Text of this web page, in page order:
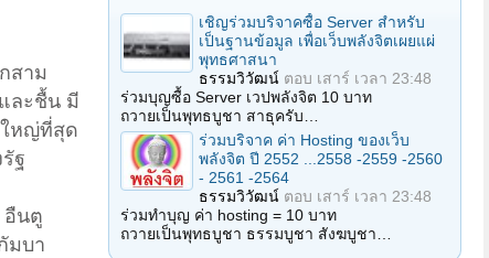
สาม
ละชื้น มี
ใหญ่ที่สุด
ฐ
อืนตู
มบา
เชิญร่วมบริจาคซื้อ Server สำหรับ
เป็นฐานข้อมูล เพื่อเว็บพลังจิตเผยแผ่
พุทธศาสนา
ธรรมวิวัฒน์ ตอบ เสาร์ เวลา 23:48
ร่วมบุญซื้อ Server เวปพลังจิต 10 บาท
ถวายเป็นพุทธบูชา สาธุครับ…
ร่วมบริจาค ค่า Hosting ของเว็บ
พลังจิต ปี 2552 ...2558 -2559 -2560
- 2561 -2564
ธรรมวิวัฒน์ ตอบ เสาร์ เวลา 23:48
ร่วมทำบุญ ค่า hosting = 10 บาท
ถวายเป็นพุทธบูชา ธรรมบูชา สังฆบูชา…